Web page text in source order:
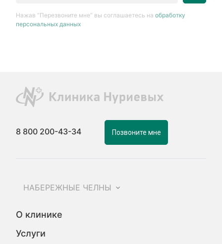
Нажав “Перезвоните мне” вы соглашаетесь наобработку
персональных данных
8 800 200-43-34 Позвоните мне
НАБЕРЕЖНЫЕ ЧЕЛНЫ
О клинике
Услуги